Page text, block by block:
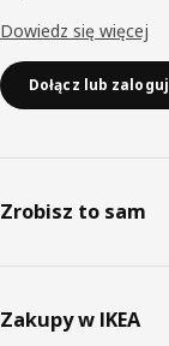
Dowiedz się więcej
Dołącz lub
Zrobisz to sam
Zakupy w IKEA